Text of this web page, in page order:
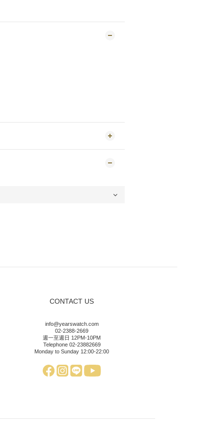
CONTACT US
info@yearswatch.com
02-2388-2669
週一至週日 12PM-10PM
Telephone 02-23882669
Monday to Sunday 12:00-22:00